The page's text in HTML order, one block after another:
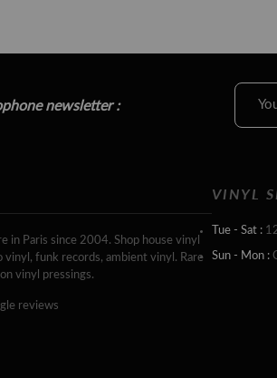
newsletter :
in Paris since 2004. Shop house vinyl
vinyl, funk records, ambient vinyl. Rare
vinyl pressings.
reviews
VINYL
Tue - Sat :
Sun - Mon :